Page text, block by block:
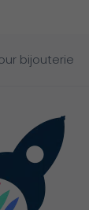
bijouterie